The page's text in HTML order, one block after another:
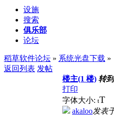
设施
搜索
俱乐部
论坛
稻草软件论坛 » 系统光盘下载 »
返回列表 发帖
楼主(1 楼) 转
打印
字体大小: tT
akaloo发表